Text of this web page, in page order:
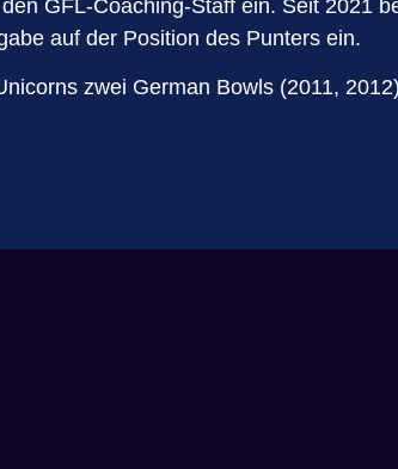
GFL-Coaching-Staff ein. Seit 2021
auf der Position des Punters ein.
zwei German Bowls (2011,